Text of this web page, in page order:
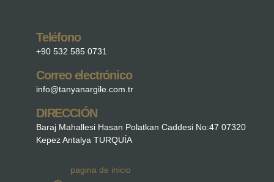
Teléfono
+90 532 585 0731
Correo electrónico
info@tanyanargile.com.tr
DIRECCIÓN
Baraj Mahallesi Hasan Polatkan Caddesi No:47 07320
Kepez Antalya TURQUÍA
pagina de inicio